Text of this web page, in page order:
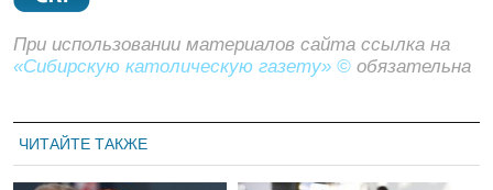
При использовании материалов сайта ссылка на
«Сибирскую католическую газету» © обязательна
ЧИТАЙТЕ ТАКЖЕ